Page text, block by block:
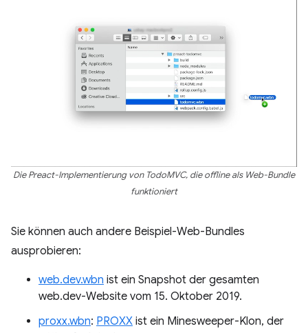
Die Preact-Implementierung von TodoMVC, die offline als Web-Bundle
funktioniert
Sie können auch andere Beispiel-Web-Bundles
ausprobieren:
web.dev.wbn ist ein Snapshot der gesamten
web.dev-Website vom 15. Oktober 2019.
proxx.wbn: PROXX ist ein Minesweeper-Klon, der